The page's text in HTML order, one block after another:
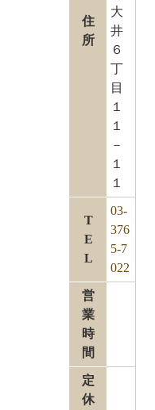
住
所
大
井
６
丁
目
１
１
－
１
１
T
E
L
03-
376
5-7
022
営
業
時
間
定
休